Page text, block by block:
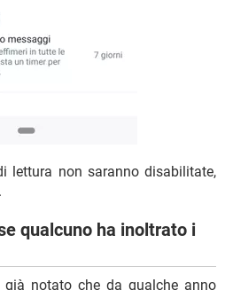
lettura non saranno disabilitate,
qualcuno ha inoltrato i
già notato che da qualche anno